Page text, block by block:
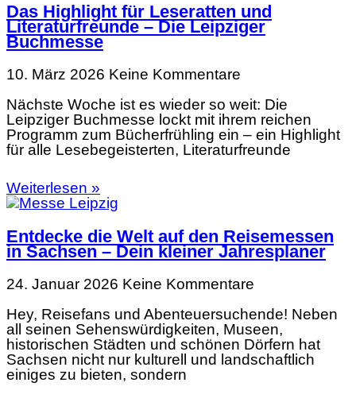
Das Highlight für Leseratten und
Literaturfreunde – Die Leipziger
Buchmesse
10. März 2026 Keine Kommentare
Nächste Woche ist es wieder so weit: Die
Leipziger Buchmesse lockt mit ihrem reichen
Programm zum Bücherfrühling ein – ein Highlight
für alle Lesebegeisterten, Literaturfreunde
Weiterlesen »
Entdecke die Welt auf den Reisemessen
in Sachsen – Dein kleiner Jahresplaner
24. Januar 2026 Keine Kommentare
Hey, Reisefans und Abenteuersuchende! Neben
all seinen Sehenswürdigkeiten, Museen,
historischen Städten und schönen Dörfern hat
Sachsen nicht nur kulturell und landschaftlich
einiges zu bieten, sondern